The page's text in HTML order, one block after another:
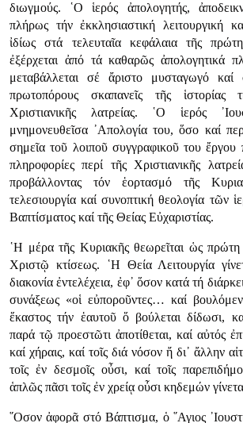
διωγμούς. ῾Ο ἱερός ἀπολογητής,
πλήρως τήν ἐκκλησιαστική λειτουργική
ἰδίως στά τελευταῖα κεφάλαια τῆς
ἐξέρχεται ἀπό τά καθαρῶς ἀπολογητικά
μεταβάλλεται σέ ἄριστο μυσταγωγό
πρωτοπόρους σκαπανεῖς τῆς ἱστορίας
Χριστιανικῆς λατρείας. ῾Ο ἱερός
μνημονευθεῖσα ᾿Απολογία του, ὅσο καί
σημεῖα τοῦ λοιποῦ συγγραφικοῦ του ἔργου
πληροφορίες περί τῆς Χριστιανικῆς
προβάλλοντας τόν ἑορτασμό τῆς
τελεσιουργία καί συνοπτική θεολογία τῶν
Βαπτίσματος καί τῆς Θείας Εὐχαριστίας.
῾Η μέρα τῆς Κυριακῆς θεωρεῖται ὡς πρώτη
Χριστῷ κτίσεως. ῾Η Θεία Λειτουργία
διακονία ἐντελέχεια, ἐφ᾿ ὅσον κατά τή
συνάξεως «οἱ εὐποροῦντες… καί
ἕκαστος τήν ἑαυτοῦ ὅ βούλεται δίδωσι,
παρά τῷ προεστῶτι ἀποτίθεται, καί αὐτός
καί χήραις, καί τοῖς διά νόσον ἤ δι᾿ ἄλλην
τοῖς ἐν δεσμοῖς οὖσι, καί τοῖς
ἁπλῶς πᾶσι τοῖς ἐν χρείᾳ οὖσι κηδεμών
῞Οσον ἀφορᾶ στό Βάπτισμα, ὁ ῞Αγιος